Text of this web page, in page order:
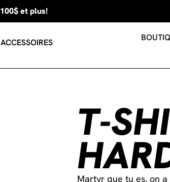
100$ et plus!
ACCESSOIRES
T-
Martyr que tu es, on